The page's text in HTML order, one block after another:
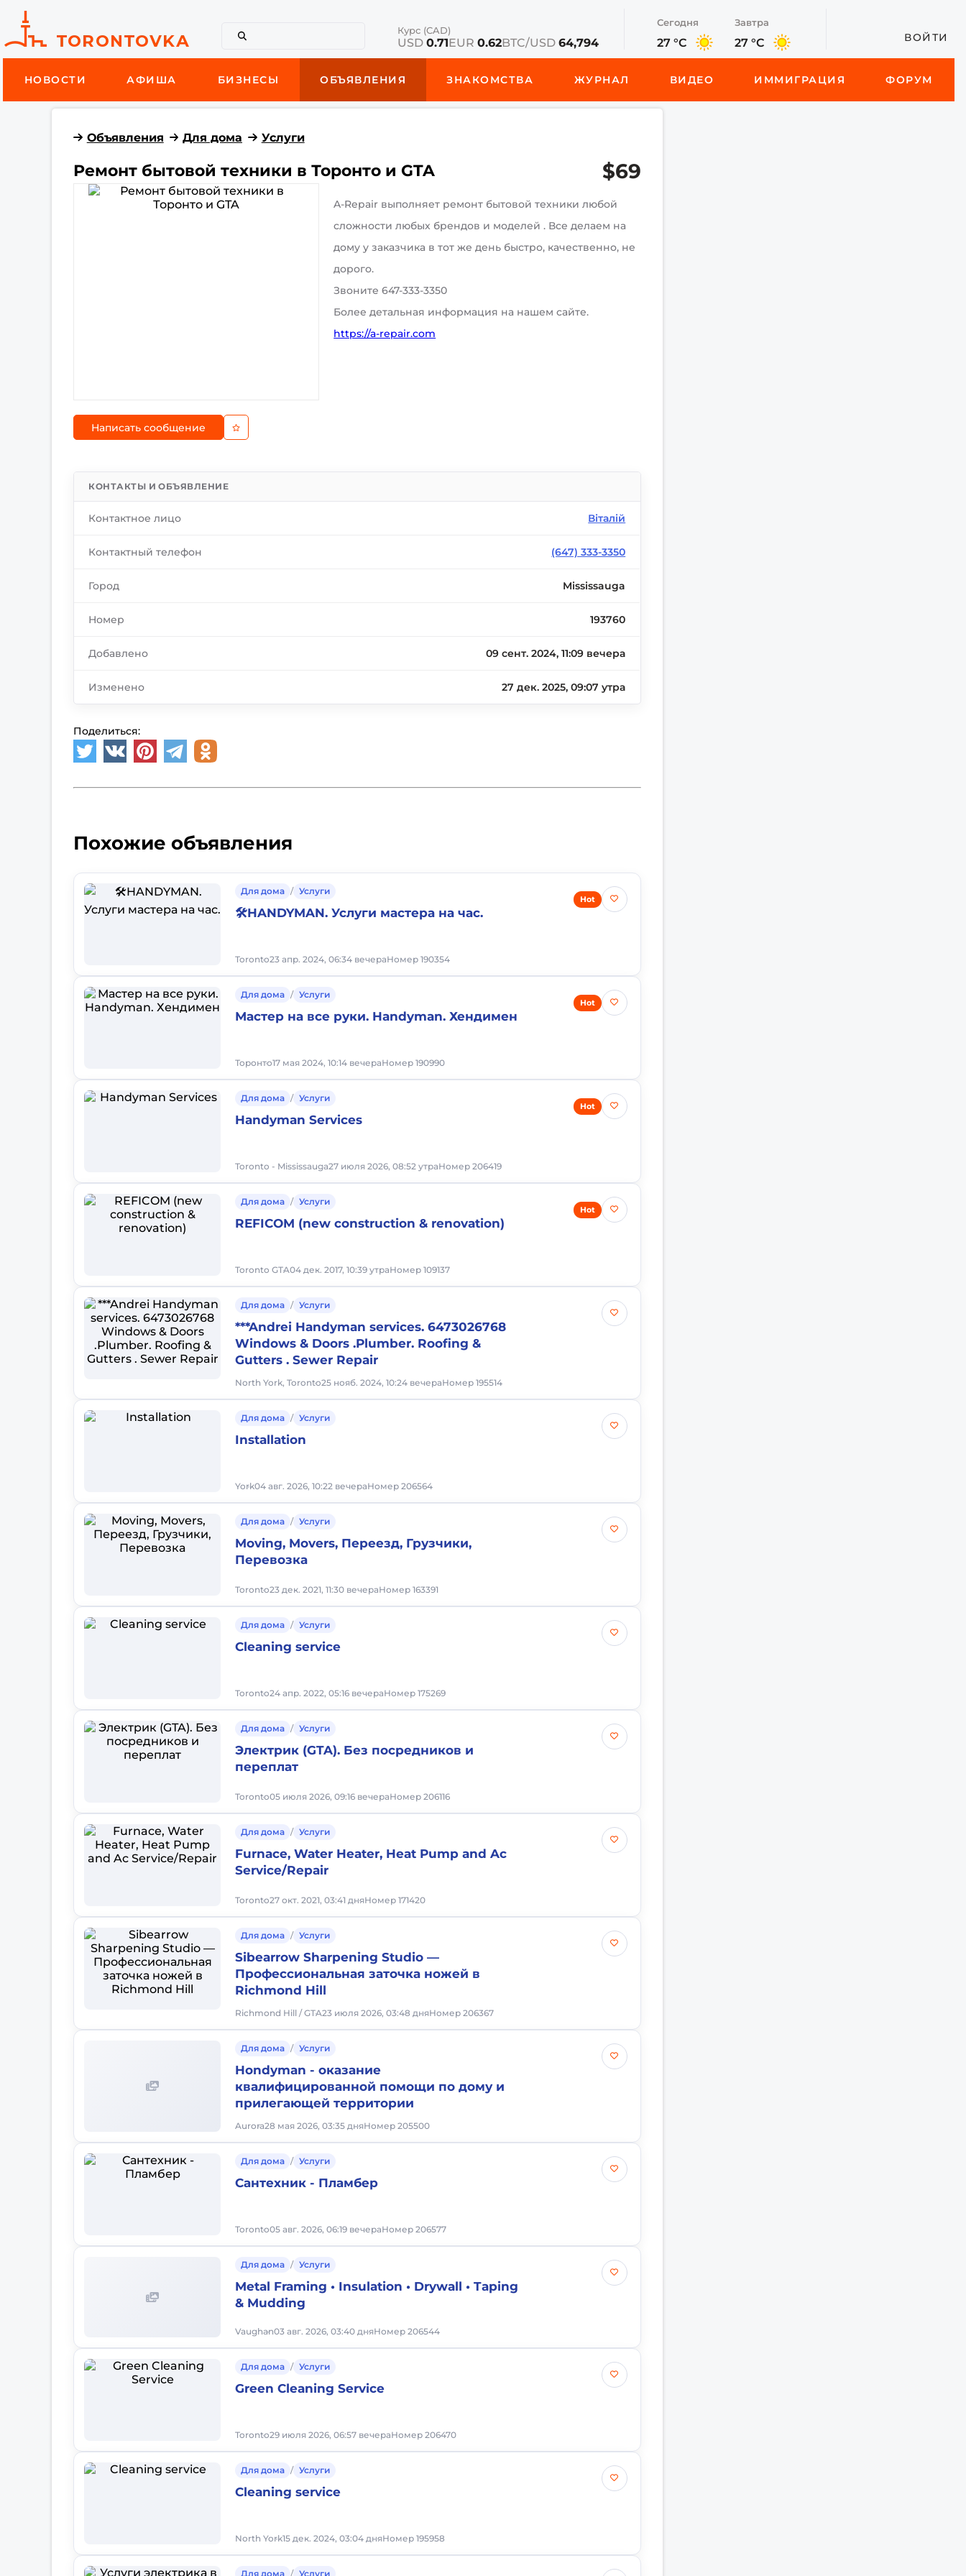
Курс (CAD)
USD 0.71EUR 0.62BTC/USD 64,794
Сегодня
27 °C
Завтра
27 °C ВОЙТИ
НОВОСТИ АФИША БИЗНЕСЫ ОБЪЯВЛЕНИЯ ЗНАКОМСТВА ЖУРНАЛ ВИДЕО ИММИГРАЦИЯ ФОРУМ
Объявления Для дома Услуги
Ремонт бытовой техники в Торонто и GTA $69
Написать сообщение
A-Repair выполняет ремонт бытовой техники любой
сложности любых брендов и моделей . Все делаем на
дому у заказчика в тот же день быстро, качественно, не
дорого.
Звоните 647-333-3350
Более детальная информация на нашем сайте.
https://a-repair.com
КОНТАКТЫ И ОБЪЯВЛЕНИЕ
Контактное лицо Віталій
Контактный телефон (647) 333-3350
Город Mississauga
Номер 193760
Добавлено 09 сент. 2024, 11:09 вечера
Изменено 27 дек. 2025, 09:07 утра
Поделиться:
Похожие объявления
Для дома / Услуги
🛠️HANDYMAN. Услуги мастера на час.
Toronto23 апр. 2024, 06:34 вечераНомер 190354
Hot
Для дома / Услуги
Мастер на все руки. Handyman. Хендимен
Торонто17 мая 2024, 10:14 вечераНомер 190990
Hot
Для дома / Услуги
Handyman Services
Toronto - Mississauga27 июля 2026, 08:52 утраНомер 206419
Hot
Для дома / Услуги
REFICOM (new construction & renovation)
Toronto GTA04 дек. 2017, 10:39 утраНомер 109137
Hot
Для дома / Услуги
***Andrei Handyman services. 6473026768
Windows & Doors .Plumber. Roofing &
Gutters . Sewer Repair
North York, Toronto25 нояб. 2024, 10:24 вечераНомер 195514
Для дома / Услуги
Installation
York04 авг. 2026, 10:22 вечераНомер 206564
Для дома / Услуги
Moving, Movers, Переезд, Грузчики,
Перевозка
Toronto23 дек. 2021, 11:30 вечераНомер 163391
Для дома / Услуги
Cleaning service
Toronto24 апр. 2022, 05:16 вечераНомер 175269
Для дома / Услуги
Электрик (GTA). Без посредников и
переплат
Toronto05 июля 2026, 09:16 вечераНомер 206116
Для дома / Услуги
Furnace, Water Heater, Heat Pump and Ac
Service/Repair
Toronto27 окт. 2021, 03:41 дняНомер 171420
Для дома / Услуги
Sibearrow Sharpening Studio —
Профессиональная заточка ножей в
Richmond Hill
Richmond Hill / GTA23 июля 2026, 03:48 дняНомер 206367
Для дома / Услуги
Hondyman - оказание
квалифицированной помощи по дому и
прилегающей территории
Aurora28 мая 2026, 03:35 дняНомер 205500
Для дома / Услуги
Сантехник - Пламбер
Toronto05 авг. 2026, 06:19 вечераНомер 206577
Для дома / Услуги
Metal Framing • Insulation • Drywall • Taping
& Mudding
Vaughan03 авг. 2026, 03:40 дняНомер 206544
Для дома / Услуги
Green Cleaning Service
Toronto29 июля 2026, 06:57 вечераНомер 206470
Для дома / Услуги
Cleaning service
North York15 дек. 2024, 03:04 дняНомер 195958
Для дома / Услуги